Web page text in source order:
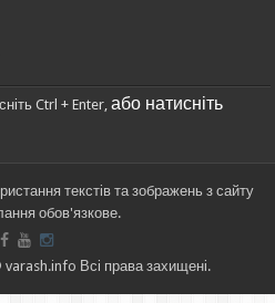
Ctrl + Enter,або натисніть
текстів та зображень з сайту
обов'язкове.
Всі права захищені.